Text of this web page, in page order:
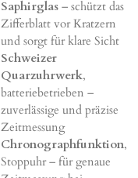
Saphirglas– schützt das
Zifferblatt vor Kratzern
und sorgt für klare Sicht
Schweizer
Quarzuhrwerk,
batteriebetrieben –
zuverlässige und präzise
Zeitmessung
Chronographfunktion,
Stoppuhr – für genaue